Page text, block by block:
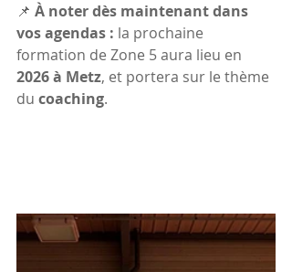
📌 À noter dès maintenant dans
vos agendas : la prochaine
formation de Zone 5 aura lieu en
2026 à Metz, et portera sur le thème
du coaching.